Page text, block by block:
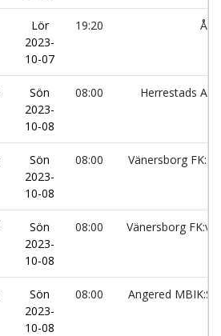
Lör
2023-
10-07
19:20
Sön
2023-
10-08
08:00 Herrestads AIF
Sön
2023-
10-08
08:00 Vänersborg
Sön
2023-
10-08
08:00 Vänersborg FK:vit
Sön
2023-
10-08
08:00 Angered